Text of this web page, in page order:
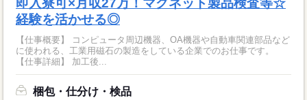
即入寮可×月収27万！マグネット製品検査等☆
経験を活かせる◎
【仕事概要】 コンピュータ周辺機器、OA機器や自動車関連部品など
に使われる、工業用磁石の製造をしている企業でのお仕事です。
【仕事詳細】 加工後...
梱包・仕分け・検品